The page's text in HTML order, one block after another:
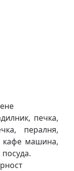
печка,
пералня,
кафе машина,